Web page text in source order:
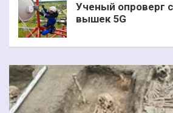
Ученый опроверг
вышек 5G